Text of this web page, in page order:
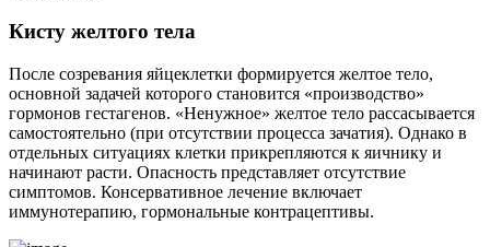
Кисту желтого тела
После созревания яйцеклетки формируется желтое тело,
основной задачей которого становится «производство»
гормонов гестагенов. «Ненужное» желтое тело рассасывается
самостоятельно (при отсутствии процесса зачатия). Однако в
отдельных ситуациях клетки прикрепляются к яичнику и
начинают расти. Опасность представляет отсутствие
симптомов. Консервативное лечение включает
иммунотерапию, гормональные контрацептивы.